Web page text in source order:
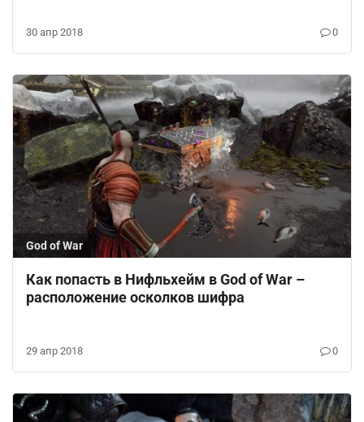
30 апр 2018 0
God of War
Как попасть в Нифльхейм в God of War –
расположение осколков шифра
29 апр 2018 0